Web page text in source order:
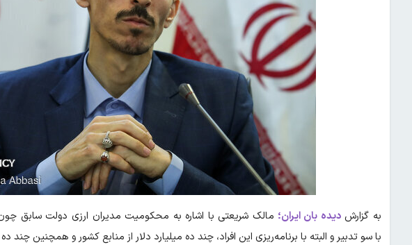
به گزارشدیده بان ایران؛ مالک شریعتی با اشاره به محکومیت مدیران ارزی دولت سابق
با سو تدبیر و البته با برنامه‌ریزی این افراد، چند ده میلیارد دلار از منابع کشور و همچنین چند